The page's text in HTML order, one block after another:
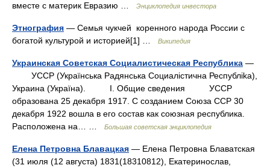
вместе с материк Евразию …
Энциклопедия инвестора
Этнография — Семья чукчей коренного народа России с
богатой культурой и историей[1] …
Википедия
Украинская Советская Социалистическая Республика —
УССР (Украïнська Радянська Социалicтична Республika),
Украина (Украïна). I. Общие сведения УССР
образована 25 декабря 1917. С созданием Союза ССР 30
декабря 1922 вошла в его состав как союзная республика.
Расположена на… …
Большая советская энциклопедия
Елена Петровна Блавацкая — Елена Петровна Блаватская
(31 июля (12 августа) 1831(18310812), Екатеринослав,